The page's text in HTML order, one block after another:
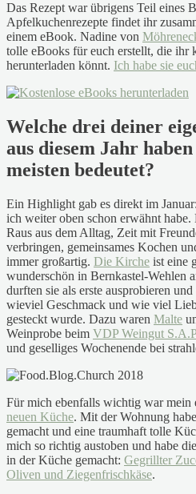
Das Rezept war übrigens Teil eines
Apfelkuchenrezepte findet ihr
einem eBook. Nadine von
tolle eBooks für euch erstellt, die ihr
herunterladen könnt. Ich habe sie
Welche drei deiner
aus diesem Jahr
meisten bedeutet?
Ein Highlight gab es direkt im Januar:
ich weiter oben schon erwähnt
Raus aus dem Alltag, Zeit mit
verbringen, gemeinsames Kochen
immer großartig. Die Kirche ist eine
wunderschön in Bernkastel-Wehlen
durften sie als erste ausprobieren
wieviel Geschmack und wie viel
gesteckt wurde. Dazu waren Malte
Weinprobe beim VDP Weingut
und geselliges Wochenende bei
Für mich ebenfalls wichtig war mein
neuen Küche. Mit der Wohnung
gemacht und eine traumhaft tolle
mich so richtig austoben und habe
in der Küche gemacht: Gegrillter
Oliven und Ziegenfrischkäse.